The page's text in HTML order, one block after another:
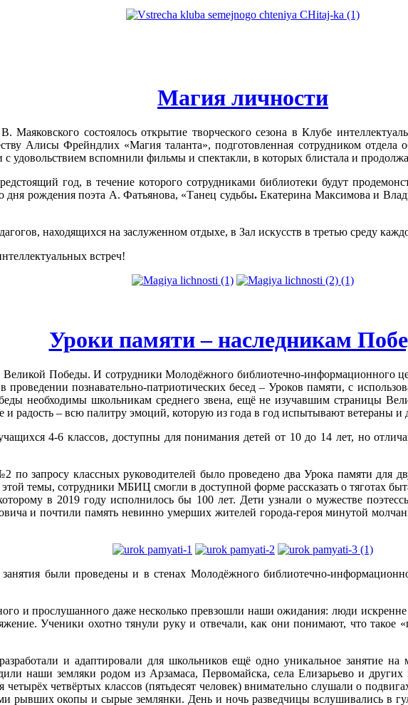
Магия личности
Маяковского состоялось открытие творческого сезона в Клубе
Алисы Фрейндлих «Магия таланта», подготовленная сотрудником
удовольствием вспомнили фильмы и спектакли, в которых блистала и
год, в течение которого сотрудниками библиотеки будут
дня рождения поэта А. Фатьянова, «Танец судьбы.Екатерина Максимова и
находящихся на заслуженном отдыхе, в Зал искусств в третью среду
встреч!
Уроки памяти – наследникам
Победы. И сотрудники Молодёжного библиотечно-информационного
познавательно-патриотических бесед – Уроков памяти, с
необходимы школьникам среднего звена, ещё не изучавшим страницы
и радость – всю палитру эмоций, которую из года в год испытывают
4-6 классов, доступны для понимания детей от 10 до 14 лет, но
запросу классных руководителей было проведено два Урока памяти для
темы, сотрудники МБИЦ смогли в доступной форме рассказать о тяготах
в 2019 году исполнилось бы 100 лет. Дети узнали о мужестве
и почтили память невинно умерших жителей города-героя минутой
занятия были проведены и в стенах Молодёжного библиотечно-
и прослушанного даже несколько превзошли наши ожидания: люди
Ученики охотно тянули руку и отвечали, как они понимают, что такое
и адаптировали для школьников ещё одно уникальное занятие
наши земляки родом из Арзамаса, Первомайска, села Елизарьево и
четвёртых классов (пятьдесят человек) внимательно слушали о
рывших окопы и сырые землянки. День и ночь разведчицы вслушивались в